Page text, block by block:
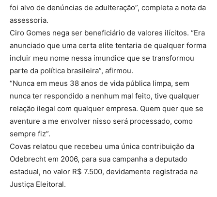
foi alvo de denúncias de adulteração”, completa a nota da
assessoria.
Ciro Gomes nega ser beneficiário de valores ilícitos. “Era
anunciado que uma certa elite tentaria de qualquer forma
incluir meu nome nessa imundice que se transformou
parte da política brasileira”, afirmou.
“Nunca em meus 38 anos de vida pública limpa, sem
nunca ter respondido a nenhum mal feito, tive qualquer
relação ilegal com qualquer empresa. Quem quer que se
aventure a me envolver nisso será processado, como
sempre fiz”.
Covas relatou que recebeu uma única contribuição da
Odebrecht em 2006, para sua campanha a deputado
estadual, no valor R$ 7.500, devidamente registrada na
Justiça Eleitoral.